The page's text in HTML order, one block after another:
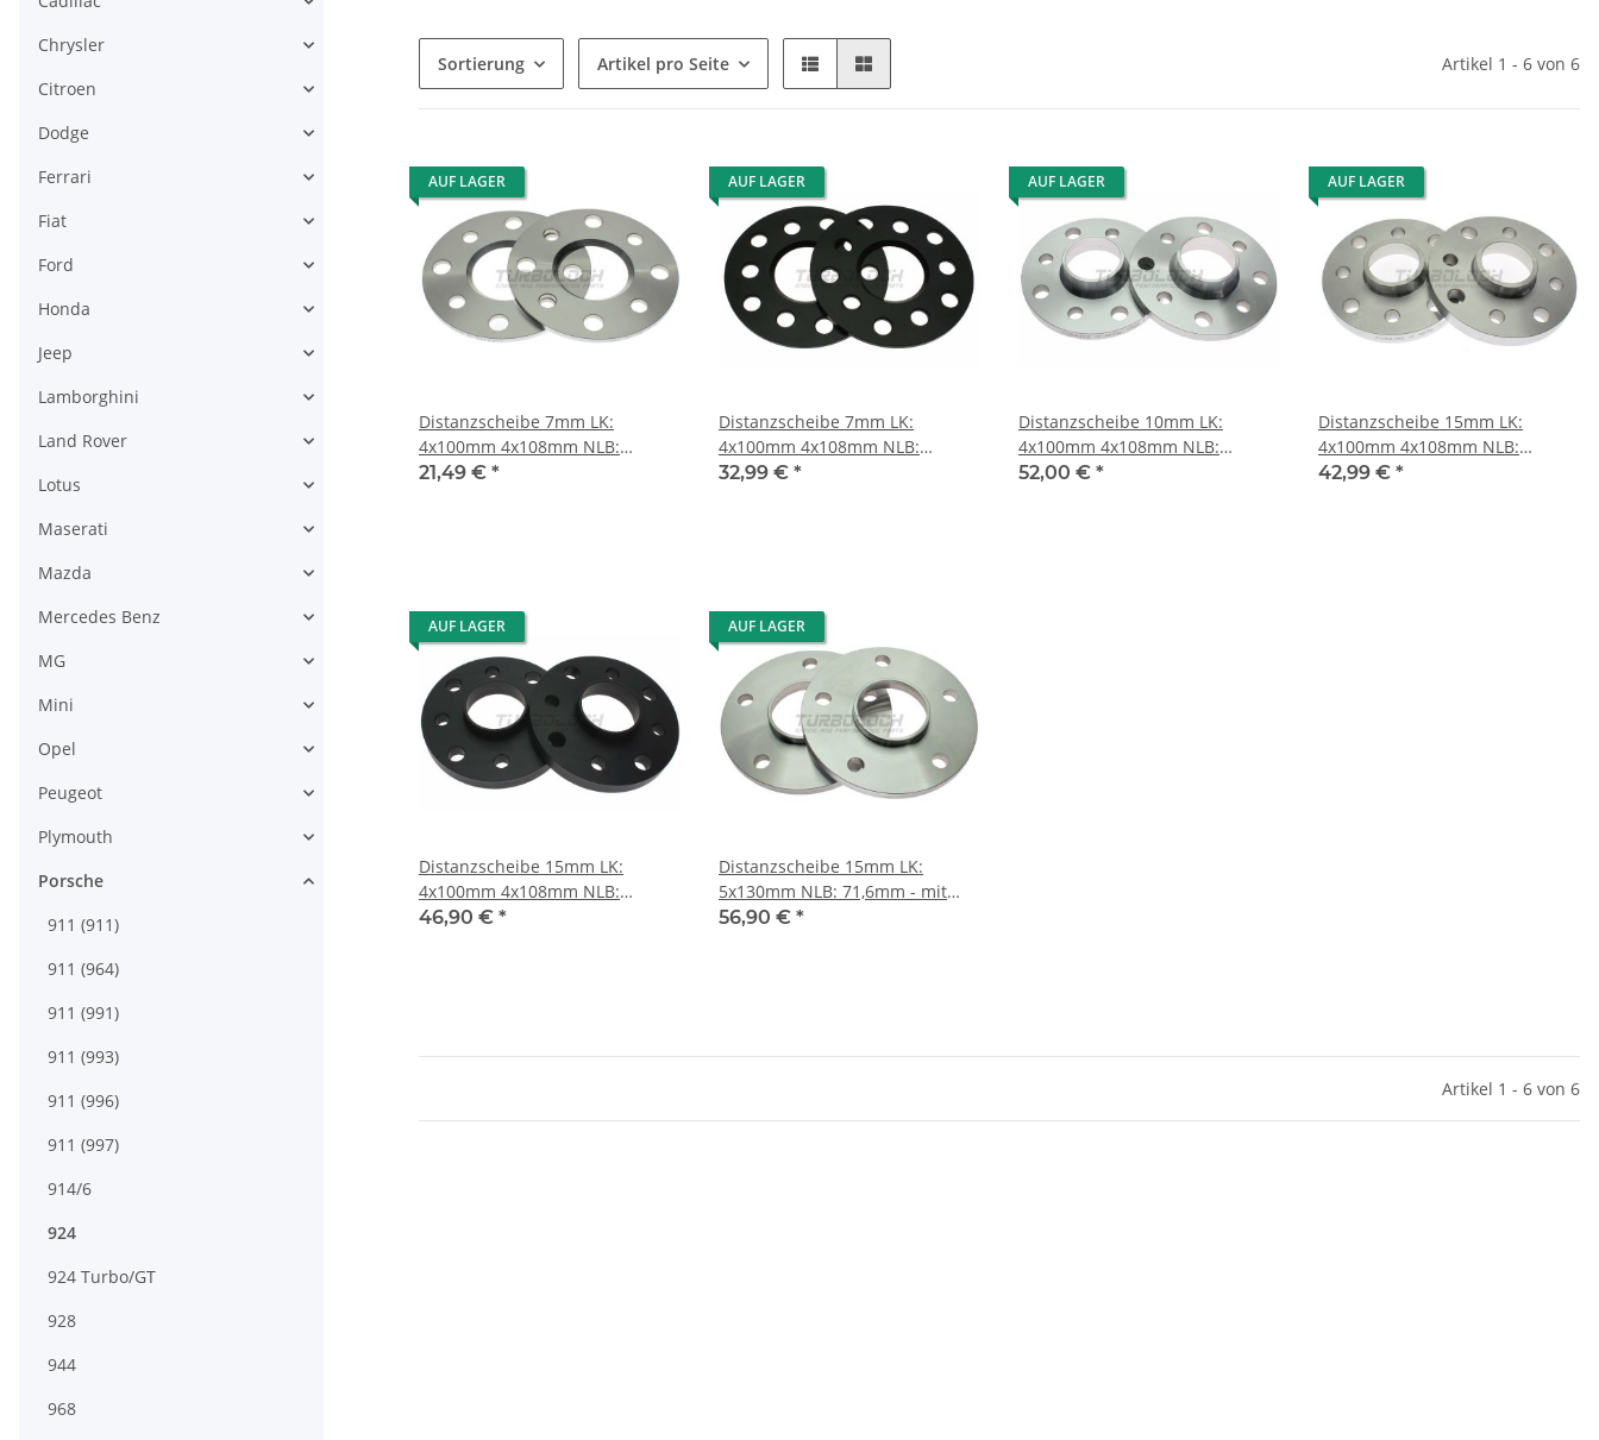
Sortierung Artikel pro Seite Artikel 1 - 6 von 6
AUF LAGER
Distanzscheibe 7mm LK:
4x100mm 4x108mm NLB:
57,1mm
21,49 € *
AUF LAGER
Distanzscheibe 7mm LK:
4x100mm 4x108mm NLB:
57,1mm "Black Edition"
32,99 € *
AUF LAGER
Distanzscheibe 10mm LK:
4x100mm 4x108mm NLB:
57,1mm - mit Felgenzentrierung
52,00 € *
AUF LAGER
Distanzscheibe 15mm LK:
4x100mm 4x108mm NLB:
57,1mm - mit Felgenzentrierung
42,99 € *
AUF LAGER
Distanzscheibe 15mm LK:
4x100mm 4x108mm NLB:
57,1mm - mit Felgenzentrierung
46,90 € *
AUF LAGER
Distanzscheibe 15mm LK:
5x130mm NLB: 71,6mm - mit
Felgenzentrierung
56,90 € *
Artikel 1 - 6 von 6
Chrysler
Citroen
Dodge
Ferrari
Fiat
Ford
Honda
Jeep
Lamborghini
Land Rover
Lotus
Maserati
Mazda
Mercedes Benz
MG
Mini
Opel
Peugeot
Plymouth
Porsche
911 (911)
911 (964)
911 (991)
911 (993)
911 (996)
911 (997)
914/6
924
924 Turbo/GT
928
944
968